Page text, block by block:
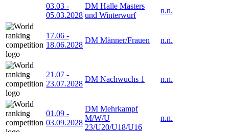
03.03 -
05.03.2028
DM Halle Masters
und Winterwurf
n.n.
17.06 -
18.06.2028
DM Männer/Frauen n.n.
21.07 -
23.07.2028
DM Nachwuchs 1 n.n.
01.09 -
03.09.2028
DM Mehrkampf
M/W/U
23/U20/U18/U16
n.n.